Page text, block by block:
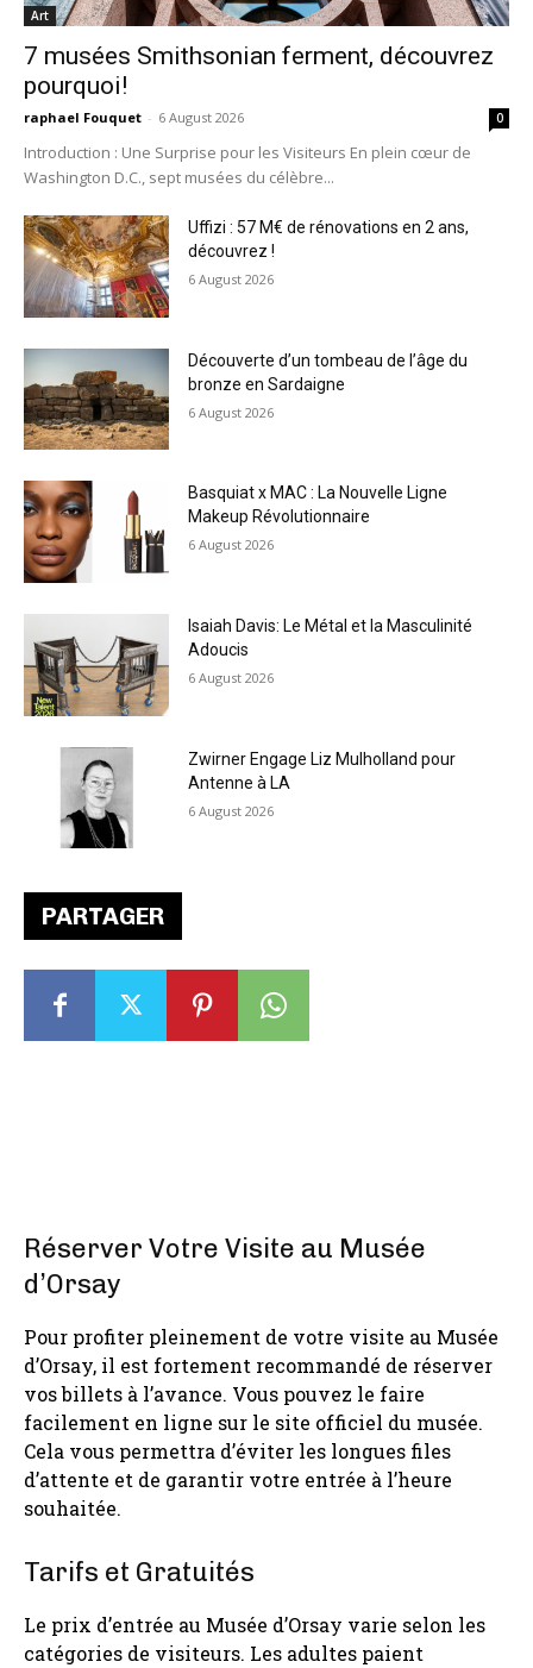
PARTAGER
Réserver Votre Visite au Musée
d’Orsay
Pour profiter pleinement de votre visite au Musée
d’Orsay, il est fortement recommandé de réserver
vos billets à l’avance. Vous pouvez le faire
facilement en ligne sur le site officiel du musée.
Cela vous permettra d’éviter les longues files
d’attente et de garantir votre entrée à l’heure
souhaitée.
Tarifs et Gratuités
Le prix d’entrée au Musée d’Orsay varie selon les
catégories de visiteurs. Les adultes paient
Art
7 musées Smithsonian ferment, découvrez
pourquoi!
raphael Fouquet - 6 August 2026 0
Introduction : Une Surprise pour les Visiteurs En plein cœur de
Washington D.C., sept musées du célèbre...
Uffizi : 57 M€ de rénovations en 2 ans,
découvrez !
6 August 2026
Découverte d’un tombeau de l’âge du
bronze en Sardaigne
6 August 2026
Basquiat x MAC : La Nouvelle Ligne
Makeup Révolutionnaire
6 August 2026
Isaiah Davis: Le Métal et la Masculinité
Adoucis
6 August 2026
Zwirner Engage Liz Mulholland pour
Antenne à LA
6 August 2026